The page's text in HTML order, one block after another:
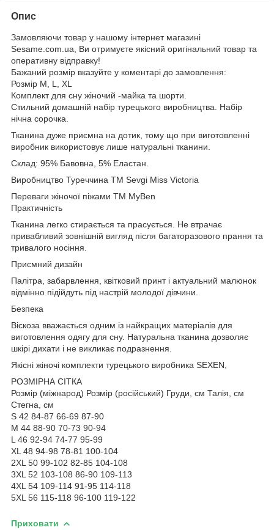
Опис
Замовляючи товар у нашому інтернет магазині
Sesame.com.ua, Ви отримуєте якісний оригінальний товар та
оперативну відправку!
Бажаний розмір вказуйте у коментарі до замовлення:
Розмір M, L, XL
Комплект для сну жіночий -майка та шорти.
Стильний домашній набір турецького виробництва. Набір
нічна сорочка.
Тканина дуже приємна на дотик, тому що при виготовленні
виробник використовує лише натуральні тканини.
Склад: 95% Бавовна, 5% Еластан.
Виробництво Туреччина ТМ Sevgi Miss Victoria
Переваги жіночої піжами ТМ MyBen
Практичність
Тканина легко стирається та прасується. Не втрачає
привабливий зовнішній вигляд після багаторазового прання та
тривалого носіння.
Приємний дизайн
Палітра, забарвлення, квітковий принт і актуальний малюнок
відмінно підійдуть під настрій молодої дівчини.
Безпека
Віскоза вважається одним із найкращих матеріалів для
виготовлення одягу для сну. Натуральна тканина дозволяє
шкірі дихати і не викликає подразнення.
Якісні жіночі комплекти турецького виробника SEXEN,
РОЗМІРНА СІТКА
Розмір (міжнарод) Розмір (російський) Груди, см Талія, см
Стегна, см
S 42 84-87 66-69 87-90
M 44 88-90 70-73 90-94
L 46 92-94 74-77 95-99
XL 48 94-98 78-81 100-104
2XL 50 99-102 82-85 104-108
3XL 52 103-108 86-90 109-113
4XL 54 109-114 91-95 114-118
5XL 56 115-118 96-100 119-122
Приховати